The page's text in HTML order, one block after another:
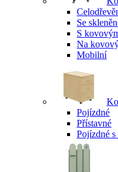
Se
S
Na
Mobilní
Pojízdné
Přístavné
Pojízdné s